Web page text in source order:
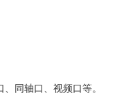
同轴口、视频口等。